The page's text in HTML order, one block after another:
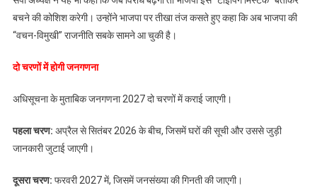
बचने की कोशिश करेगी। उन्होंने भाजपा पर तीखा तंज कसते हुए कहा कि अब भाजपा की
“वचन-विमुखी” राजनीति सबके सामने आ चुकी है।
दो चरणों में होगी जनगणना
अधिसूचना के मुताबिक जनगणना 2027 दो चरणों में कराई जाएगी।
पहला चरण: अप्रैल से सितंबर 2026 के बीच, जिसमें घरों की सूची और उससे जुड़ी
जानकारी जुटाई जाएगी।
दूसरा चरण: फरवरी 2027 में, जिसमें जनसंख्या की गिनती की जाएगी।